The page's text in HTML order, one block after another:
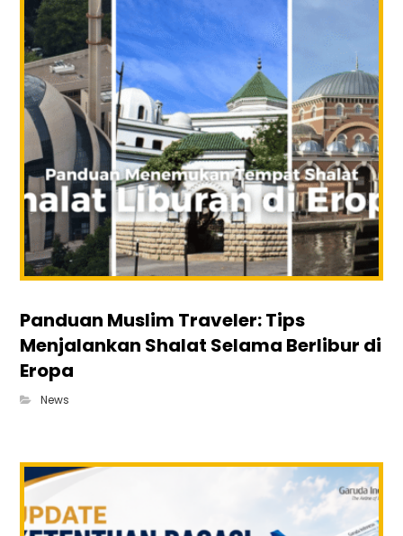
Panduan Muslim Traveler: Tips
Menjalankan Shalat Selama Berlibur di
Eropa
News